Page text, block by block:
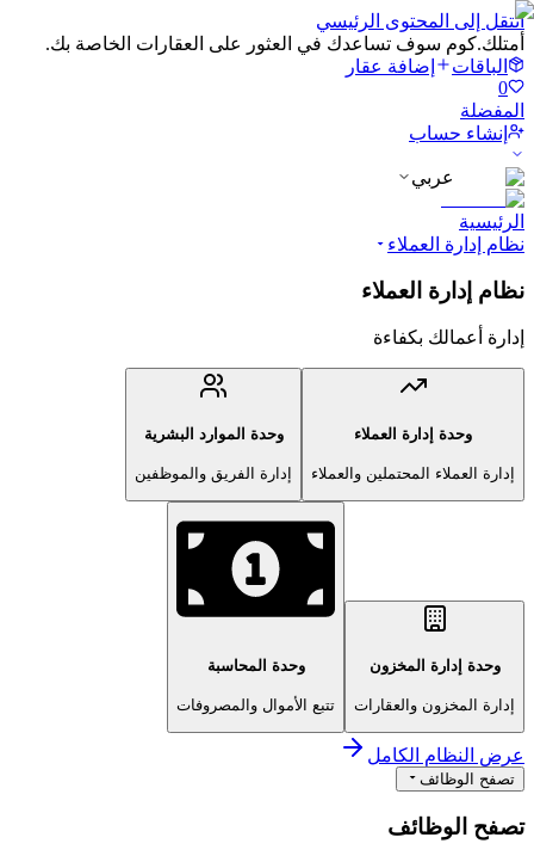
انتقل إلى المحتوى الرئيسي
أمتلك.كوم سوف تساعدك في العثور على العقارات الخاصة بك.
الباقات
إضافة عقار
0
المفضلة
إنشاء حساب
عربي
الرئيسية
نظام إدارة العملاء
نظام إدارة العملاء
إدارة أعمالك بكفاءة
وحدة إدارة العملاء
إدارة العملاء المحتملين والعملاء
وحدة الموارد البشرية
إدارة الفريق والموظفين
وحدة إدارة المخزون
إدارة المخزون والعقارات
وحدة المحاسبة
تتبع الأموال والمصروفات
عرض النظام الكامل
تصفح الوظائف
تصفح الوظائف